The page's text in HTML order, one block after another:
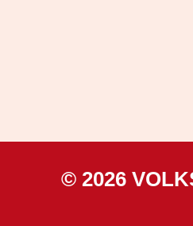
© 2026